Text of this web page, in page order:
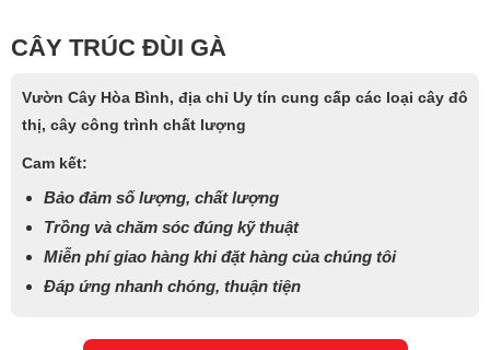
CÂY TRÚC ĐÙI GÀ
Vườn Cây Hòa Bình, địa chỉ Uy tín cung cấp các loại cây đô
thị, cây công trình chất lượng
Cam kết:
Bảo đảm số lượng, chất lượng
Trồng và chăm sóc đúng kỹ thuật
Miễn phí giao hàng khi đặt hàng của chúng tôi
Đáp ứng nhanh chóng, thuận tiện